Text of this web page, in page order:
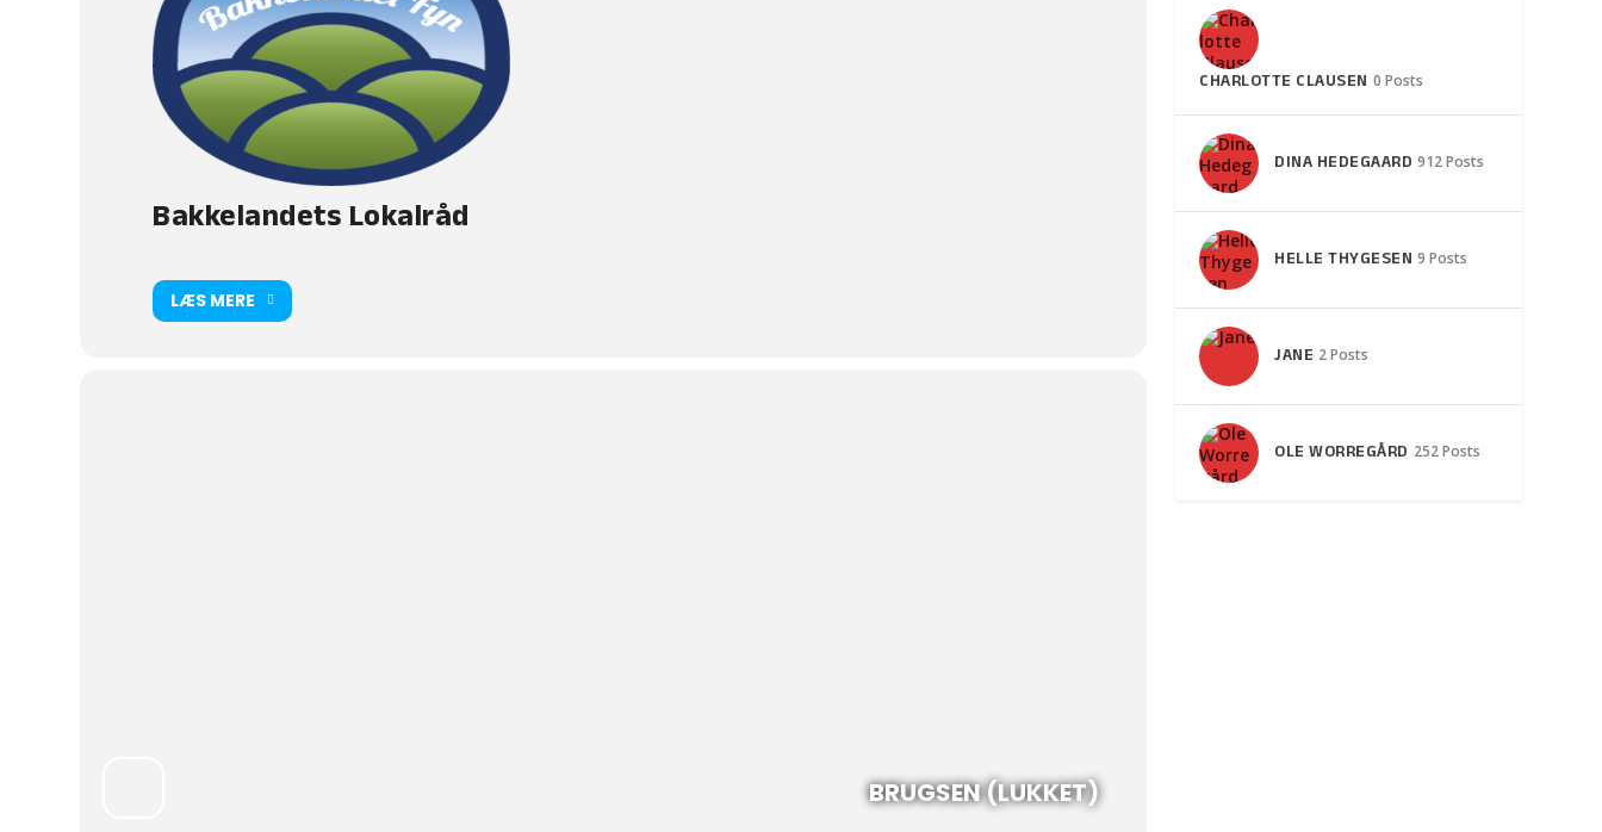
Bakkelandets Lokalråd
LÆS MERE
BRUGSEN (LUKKET)
CHARLOTTE CLAUSEN 0 Posts
DINA HEDEGAARD 912 Posts
HELLE THYGESEN 9 Posts
JANE 2 Posts
OLE WORREGÅRD 252 Posts